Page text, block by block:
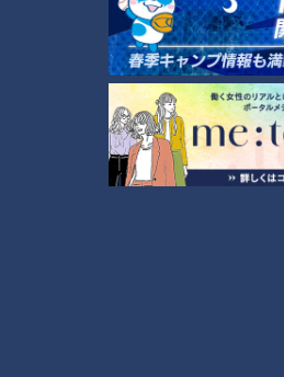
与那嶺監督の下でヘッドコーチな
である。近藤もまた、ジャイアン
も、指のけがをきっかけに、ドラ
様、古巣である巨人への複雑な思